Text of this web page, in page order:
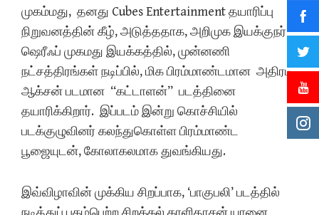
முகம்மது, தனது Cubes Entertainment தயாரிப்பு
நிறுவனத்தின் கீழ், அடுத்ததாக, அறிமுக இயக்குநர்
ஷெரீஃப் முகமது இயக்கத்தில், முன்னணி
நட்சத்திரங்கள் நடிப்பில், மிக பிரம்மாண்டமான அதிரடி
ஆக்சன் படமான “கட்டாளன்” படத்தினை
தயாரிக்கிறார். இப்படம் இன்று கொச்சியில்
படக்குழுவினர் கலந்துகொள்ள பிரம்மாண்ட
பூஜையுடன், கோலாகலமாக துவங்கியது.
இவ்விழாவின் முக்கிய சிறப்பாக, ‘பாகுபலி’ படத்தில்